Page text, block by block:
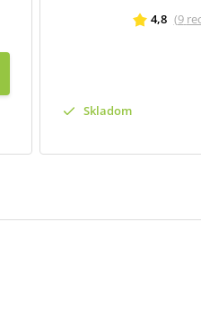
4,8 (9
Skladom